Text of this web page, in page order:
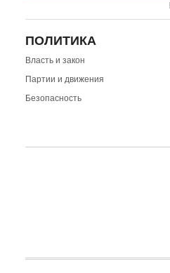
ПОЛИТИКА
Власть и закон
Партии и движения
Безопасность